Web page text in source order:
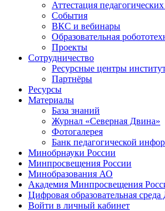
Аттестация
События
ВКС и вебинары
Образовательная
Проекты
Сотрудничество
Ресурсные центры
Партнёры
Ресурсы
Материалы
База знаний
Журнал «Северная Двина»
Фотогалерея
Банк педагогической
Минобрнауки России
Минпросвещения России
Минобразования АО
Академия Минпросвещения
Цифровая образовательная
Войти в личный кабинет